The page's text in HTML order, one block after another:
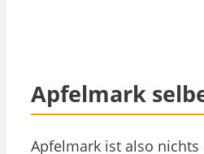
Apfelmark
Apfelmark ist also nichts